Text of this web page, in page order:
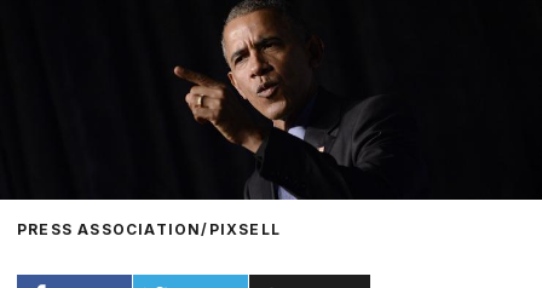
PRESS ASSOCIATION/PIXSELL